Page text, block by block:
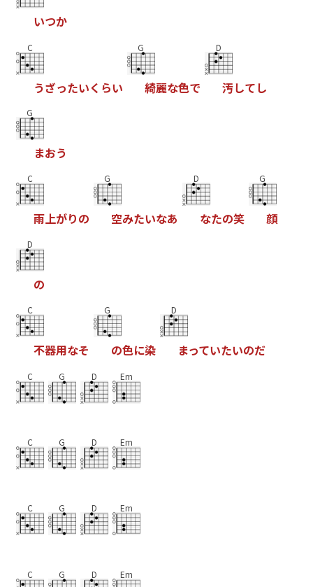
いつか
C
うざったいく らい
G
綺麗な色で
D
汚してし
G
まおう
C
雨上がりの
G
空みたいなあ
D
なたの笑
G
顔
D
の
C
不器用なそ
G
の色に染
D
まっていたいのだ
C G D Em
C G D Em
C G D Em
C G D Em